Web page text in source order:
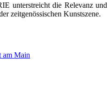
unterstreicht die Relevanz und
zeitgenössischen Kunstszene.
Main